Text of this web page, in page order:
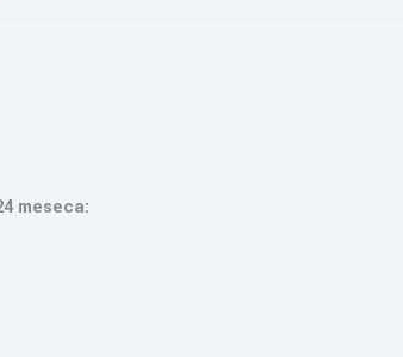
meseca: